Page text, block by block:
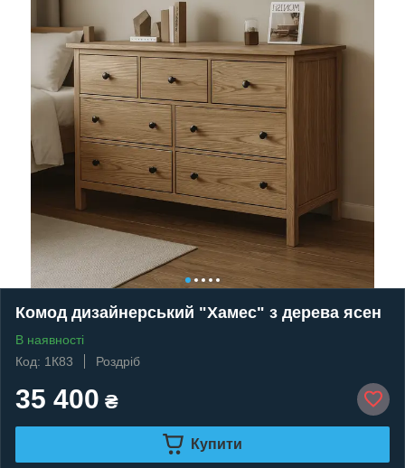
Комод дизайнерський "Хамес" з дерева ясен
В наявності
Код: 1К83
Роздріб
35 400 ₴
Купити